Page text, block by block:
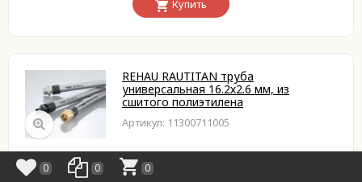
Купить
REHAU RAUTITAN труба
универсальная 16.2х2.6 мм, из
сшитого полиэтилена
Артикул: 11300711005
Назначение
для водоснабжения
0 0 0